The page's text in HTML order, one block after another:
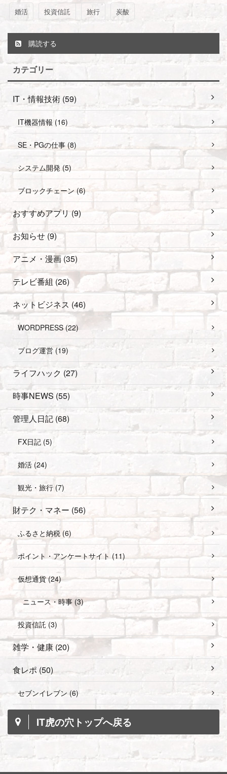
婚活 投資信託 旅行 炭酸
購読する
カテゴリー
IT・情報技術 (59)
IT機器情報 (16)
SE・PGの仕事 (8)
システム開発 (5)
ブロックチェーン (6)
おすすめアプリ (9)
お知らせ (9)
アニメ・漫画 (35)
テレビ番組 (26)
ネットビジネス (46)
WORDPRESS (22)
ブログ運営 (19)
ライフハック (27)
時事NEWS (55)
管理人日記 (68)
FX日記 (5)
婚活 (24)
観光・旅行 (7)
財テク・マネー (56)
ふるさと納税 (6)
ポイント・アンケートサイト (11)
仮想通貨 (24)
ニュース・時事 (3)
投資信託 (3)
雑学・健康 (20)
食レポ (50)
セブンイレブン (6)
IT虎の穴トップへ戻る